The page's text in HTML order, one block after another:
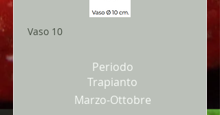
Vaso 10
Periodo
Trapianto
Marzo-Ottobre